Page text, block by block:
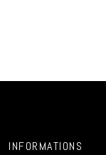
INFORMATIONS